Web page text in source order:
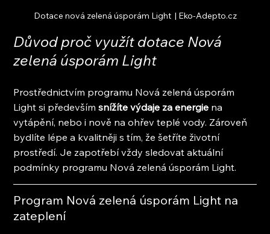
Dotace nová zelená úsporám Light  | Eko-Adepto.cz
Důvod proč využít dotace Nová
zelená úsporám Light
Prostřednictvím programu Nová zelená úsporám
Light si především snížíte výdaje za energie na
vytápění, nebo i nově na ohřev teplé vody. Zároveň
bydlíte lépe a kvalitněji s tím, že šetříte životní
prostředí. Je zapotřebí vždy sledovat aktuální
podmínky programu Nová zelená úsporám Light.
Program Nová zelená úsporám Light na
zateplení